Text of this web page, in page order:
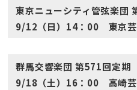
東京ニューシティ管弦楽団
9/12（日）14：00 東京芸
群馬交響楽団 第571回定期
9/18（土）16：00 高崎芸